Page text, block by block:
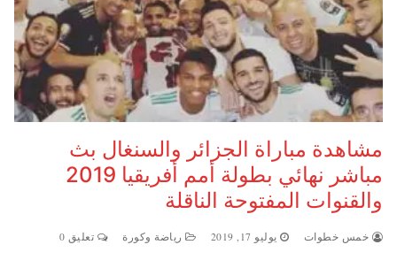
مشاهدة مباراة الجزائر والسنغال بث
مباشر نهائي بطولة أمم أفريقيا 2019
والقنوات المفتوحة الناقلة
خمس خطوات يوليو 17, 2019 رياضة وكورة تعليق 0